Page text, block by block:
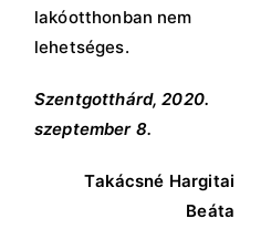
lakóotthonban nem
lehetséges.
Szentgotthárd, 2020.
szeptember 8.
Takácsné Hargitai
Beáta